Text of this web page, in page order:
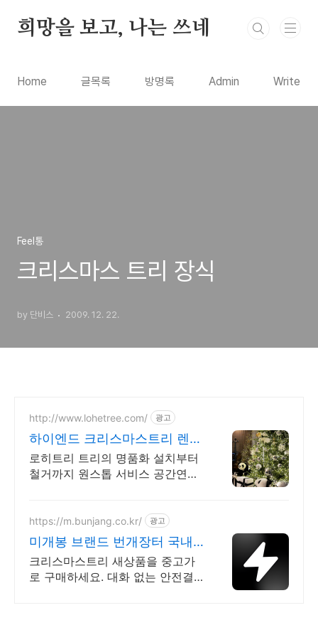
희망을 보고, 나는 쓰네
Home 글목록 방명록 Admin Write
Feel통
크리스마스 트리 장식
by 단비스 2009. 12. 22.
http://www.lohetree.com/ 광고
하이엔드 크리스마스트리 렌탈
차별화된 퀄리티 트리
로히트리 트리의 명품화 설치부터
철거까지 원스톱 서비스 공간연출
https://m.bunjang.co.kr/ 광고
미개봉 브랜드 번개장터 국내
최대 브랜드 중고거래
크리스마스트리 새상품을 중고가
로 구매하세요. 대화 없는 안전결